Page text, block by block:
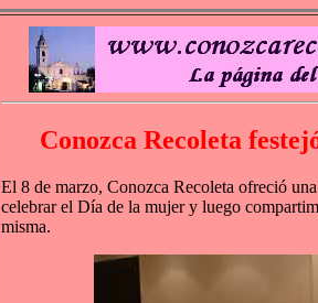
Conozca Recoleta
El 8 de marzo, Conozca Recoleta ofreció
celebrar el Día de la mujer y luego
misma.